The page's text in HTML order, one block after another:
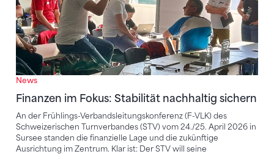
News
Finanzen im Fokus: Stabilität nachhaltig sichern
An der Frühlings-Verbandsleitungskonferenz (F-VLK) des
Schweizerischen Turnverbandes (STV) vom 24./25. April 2026 in
Sursee standen die finanzielle Lage und die zukünftige
Ausrichtung im Zentrum. Klar ist: Der STV will seine